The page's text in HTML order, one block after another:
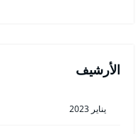
الأرشيف
يناير 2023